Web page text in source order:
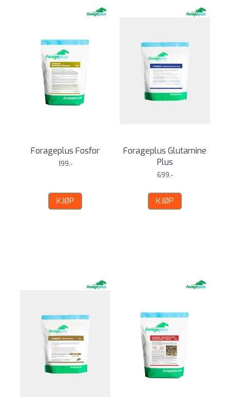
Forageplus Fosfor
199,-
KJØP
Forageplus Glutamine
Plus
699,-
KJØP